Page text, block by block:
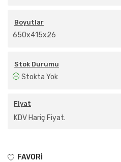
Boyutlar
650x415x26
Stok Durumu
Stokta Yok
Fiyat
KDV Hariç Fiyat.
FAVORİ